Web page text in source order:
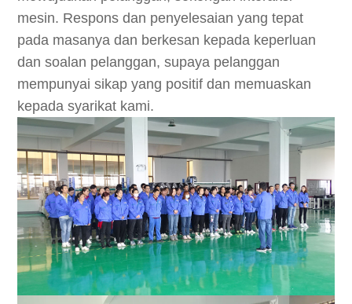
mesin. Respons dan penyelesaian yang tepat
pada masanya dan berkesan kepada keperluan
dan soalan pelanggan, supaya pelanggan
mempunyai sikap yang positif dan memuaskan
kepada syarikat kami.